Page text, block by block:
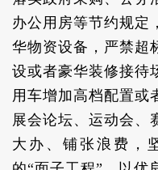
办公用房等节约规定
华物资设备，严禁超
设或者豪华装修接待
用车增加高档配置或
展会论坛、运动会、
大办、铺张浪费，